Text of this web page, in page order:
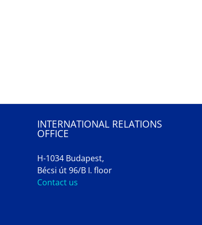
INTERNATIONAL RELATIONS
OFFICE
H-1034 Budapest,
Bécsi út 96/B I. floor
Contact us